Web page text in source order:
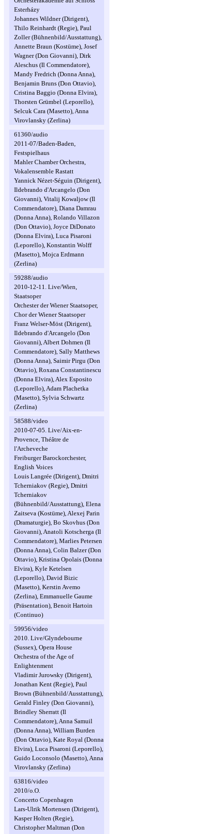
Esterházy
Johannes Wildner (Dirigent),
Thilo Reinhardt (Regie), Paul
Zoller (Bühnenbild/Ausstattung),
Annette Braun (Kostüme), Josef
Wagner (Don Giovanni), Dirk
Aleschus (Il Commendatore),
Mandy Fredrich (Donna Anna),
Benjamin Bruns (Don Ottavio),
Cristina Baggio (Donna Elvira),
Thorsten Grümbel (Leporello),
Selcuk Cara (Masetto), Anna
Virovlansky (Zerlina)
61360/audio
2011-07/Baden-Baden,
Festspielhaus
Mahler Chamber Orchestra,
Vokalensemble Rastatt
Yannick Nézet-Séguin (Dirigent),
Ildebrando d'Arcangelo (Don
Giovanni), Vitalij Kowaljow (Il
Commendatore), Diana Damrau
(Donna Anna), Rolando Villazon
(Don Ottavio), Joyce DiDonato
(Donna Elvira), Luca Pisaroni
(Leporello), Konstantin Wolff
(Masetto), Mojca Erdmann
(Zerlina)
59288/audio
2010-12-11. Live/Wien,
Staatsoper
Orchester der Wiener Staatsoper,
Chor der Wiener Staatsoper
Franz Welser-Möst (Dirigent),
Ildebrando d'Arcangelo (Don
Giovanni), Albert Dohmen (Il
Commendatore), Sally Matthews
(Donna Anna), Saimir Pirgu (Don
Ottavio), Roxana Constantinescu
(Donna Elvira), Alex Esposito
(Leporello), Adam Plachetka
(Masetto), Sylvia Schwartz
(Zerlina)
58588/video
2010-07-05. Live/Aix-en-
Provence, Théâtre de
l'Archeveche
Freiburger Barockorchester,
English Voices
Louis Langrée (Dirigent), Dmitri
Tcherniakov (Regie), Dmitri
Tcherniakov
(Bühnenbild/Ausstattung), Elena
Zaitseva (Kostüme), Alexej Parin
(Dramaturgie), Bo Skovhus (Don
Giovanni), Anatoli Kotscherga (Il
Commendatore), Marlies Petersen
(Donna Anna), Colin Balzer (Don
Ottavio), Kristina Opolais (Donna
Elvira), Kyle Ketelsen
(Leporello), David Bizic
(Masetto), Kerstin Avemo
(Zerlina), Emmanuelle Gaume
(Präsentation), Benoit Hartoin
(Continuo)
59956/video
2010. Live/Glyndebourne
(Sussex), Opera House
Orchestra of the Age of
Enlightenment
Vladimir Jurowsky (Dirigent),
Jonathan Kent (Regie), Paul
Brown (Bühnenbild/Ausstattung),
Gerald Finley (Don Giovanni),
Brindley Sherratt (Il
Commendatore), Anna Samuil
(Donna Anna), William Burden
(Don Ottavio), Kate Royal (Donna
Elvira), Luca Pisaroni (Leporello),
Guido Loconsolo (Masetto), Anna
Virovlansky (Zerlina)
63816/video
2010/o.O.
Concerto Copenhagen
Lars-Ulrik Mortensen (Dirigent),
Kasper Holten (Regie),
Christopher Maltman (Don